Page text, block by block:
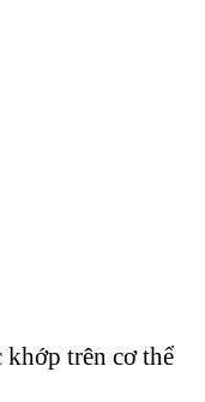
khớp trên cơ thể